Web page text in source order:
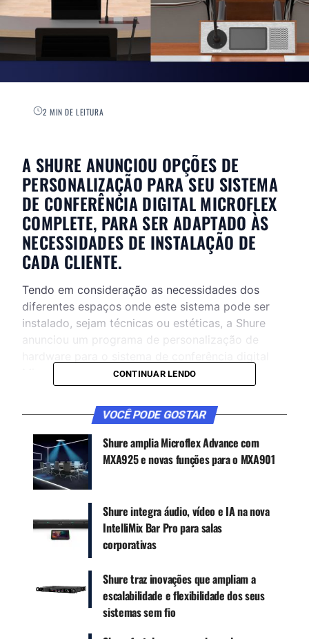
2 MIN DE LEITURA
A SHURE ANUNCIOU OPÇÕES DE
PERSONALIZAÇÃO PARA SEU SISTEMA
DE CONFERÊNCIA DIGITAL MICROFLEX
COMPLETE, PARA SER ADAPTADO ÀS
NECESSIDADES DE INSTALAÇÃO DE
CADA CLIENTE.
Tendo em consideração as necessidades dos
diferentes espaços onde este sistema pode ser
instalado, sejam técnicas ou estéticas, a Shure
anunciou um programa de personalização de
Microflex Complete (MXC) que permite à empresa
responder a pedidos especiais de variações de
hardware exclusivas.
CONTINUE ACOMPANHANDO
Receba novas matérias do Música & Mercado no
WhatsApp e no Google News.
Canal WhatsApp
Google News
CONTINUAR LENDO
VOCÊ PODE GOSTAR
Shure amplia Microflex Advance com
MXA925 e novas funções para o MXA901
Shure integra áudio, vídeo e IA na nova
IntelliMix Bar Pro para salas
corporativas
Shure traz inovações que ampliam a
escalabilidade e flexibilidade dos seus
sistemas sem fio